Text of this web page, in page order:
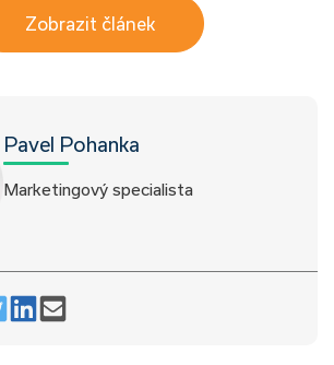
Zobrazit článek
Pavel Pohanka
Marketingový specialista